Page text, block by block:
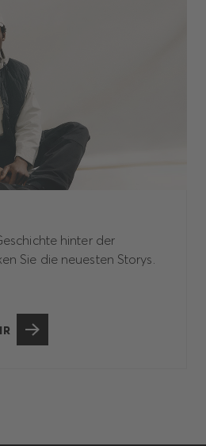
hinter der
Sie die neuesten Storys.